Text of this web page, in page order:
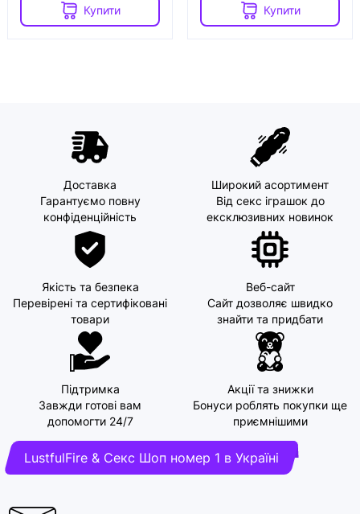
Купити Купити
Доставка
Гарантуємо повну
конфіденційність
Широкий асортимент
Від секс іграшок до
ексклюзивних новинок
Якість та безпека
Перевірені та сертифіковані
товари
Веб-сайт
Сайт дозволяє швидко
знайти та придбати
Підтримка
Завжди готові вам
допомогти 24/7
Акції та знижки
Бонуси роблять покупки ще
приємнішими
LustfulFire & Секс Шоп номер 1 в Україні